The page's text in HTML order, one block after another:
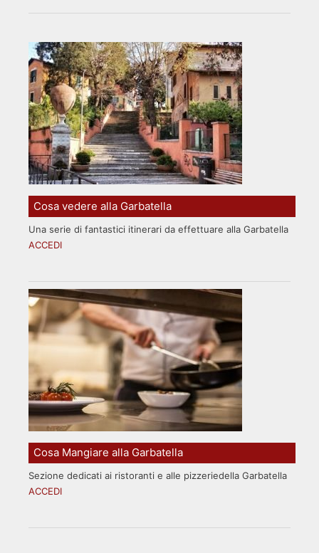
Cosa vedere alla Garbatella
Una serie di fantastici itinerari da effettuare alla Garbatella
ACCEDI
Cosa Mangiare alla Garbatella
Sezione dedicati ai ristoranti e alle pizzeriedella Garbatella
ACCEDI